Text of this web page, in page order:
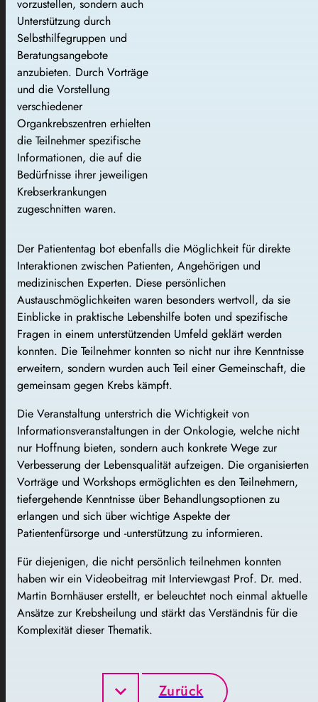
vorzustellen, sondern auch
Unterstützung durch
Selbsthilfegruppen und
Beratungsangebote
anzubieten. Durch Vorträge
und die Vorstellung
verschiedener
Organkrebszentren erhielten
die Teilnehmer spezifische
Informationen, die auf die
Bedürfnisse ihrer jeweiligen
Krebserkrankungen
zugeschnitten waren.
Der Patiententag bot ebenfalls die Möglichkeit für direkte
Interaktionen zwischen Patienten, Angehörigen und
medizinischen Experten. Diese persönlichen
Austauschmöglichkeiten waren besonders wertvoll, da sie
Einblicke in praktische Lebenshilfe boten und spezifische
Fragen in einem unterstützenden Umfeld geklärt werden
konnten. Die Teilnehmer konnten so nicht nur ihre Kenntnisse
erweitern, sondern wurden auch Teil einer Gemeinschaft, die
gemeinsam gegen Krebs kämpft.
Die Veranstaltung unterstrich die Wichtigkeit von
Informationsveranstaltungen in der Onkologie, welche nicht
nur Hoffnung bieten, sondern auch konkrete Wege zur
Verbesserung der Lebensqualität aufzeigen. Die organisierten
Vorträge und Workshops ermöglichten es den Teilnehmern,
tiefergehende Kenntnisse über Behandlungsoptionen zu
erlangen und sich über wichtige Aspekte der
Patientenfürsorge und -unterstützung zu informieren.
Für diejenigen, die nicht persönlich teilnehmen konnten
haben wir ein Videobeitrag mit Interviewgast Prof. Dr. med.
Martin Bornhäuser erstellt, er beleuchtet noch einmal aktuelle
Ansätze zur Krebsheilung und stärkt das Verständnis für die
Komplexität dieser Thematik.
Zurück